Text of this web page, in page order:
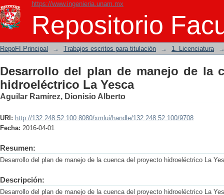
https://www.ingenieria.unam.mx
Repositorio
Desarrollo del plan de manejo de la
RepoFI Principal → Trabajos escritos para titulación → 1. Licenciatura
Desarrollo del plan de manejo de la
hidroeléctrico La Yesca
Aguilar Ramírez, Dionisio Alberto
URI: http://132.248.52.100:8080/xmlui/handle/132.248.52.100/9708
Fecha: 2016-04-01
Resumen:
Desarrollo del plan de manejo de la cuenca del proyecto hidroeléctrico La
Descripción:
Desarrollo del plan de manejo de la cuenca del proyecto hidroeléctrico La